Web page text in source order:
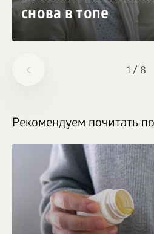
1 / 8
снова в топе
Рекомендуем почитать